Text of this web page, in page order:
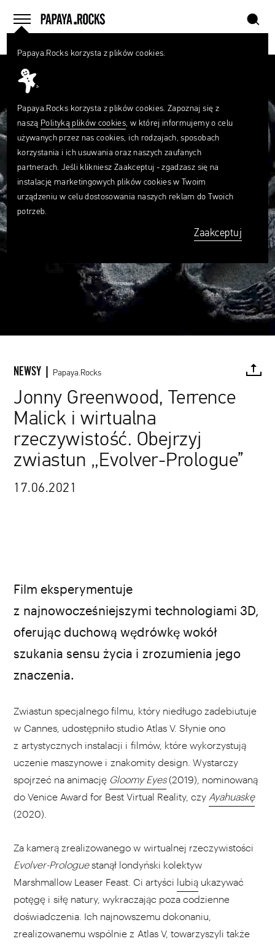
menu
home szukaj
NEWSY | Papaya.Rocks
Jonny Greenwood, Terrence
Malick i wirtualna
rzeczywistość. Obejrzyj
zwiastun „Evolver-Prologue”
17.06.2021
FACEBOOK TWITTER PINTEREST
Film eksperymentuje
z najnowocześniejszymi technologiami 3D,
oferując duchową wędrówkę wokół
szukania sensu życia i zrozumienia jego
znaczenia.
Zwiastun specjalnego filmu, który niedługo zadebiutuje
w Cannes, udostępniło studio Atlas V. Słynie ono
z artystycznych instalacji i filmów, które wykorzystują
uczenie maszynowe i znakomity design. Wystarczy
spojrzeć na animację Gloomy Eyes(2019), nominowaną
do Venice Award for Best Virtual Reality, czy Ayahuaskę
(2020).
Za kamerą zrealizowanego w wirtualnej rzeczywistości
Evolver-Prologuestanął londyński kolektyw
Marshmallow Leaser Feast. Ci artyści lubią ukazywać
potęgę i siłę natury, wykraczając poza codzienne
doświadczenia. Ich najnowszemu dokonaniu,
zrealizowanemu wspólnie z Atlas V, towarzyszyli także
Papaya.Rocks korzysta z plików cookies.
Papaya.Rocks korzysta z plików cookies. Zapoznaj się z
naszą Polityką plików cookies, w której informujemy o celu
używanych przez nas cookies, ich rodzajach, sposobach
korzystania i ich usuwania oraz naszych zaufanych
partnerach. Jeśli klikniesz Zaakceptuj - zgadzasz się na
instalację marketingowych plików cookies w Twoim
urządzeniu w celu dostosowania naszych reklam do Twoich
potrzeb.
Zaakceptuj
Czego
szukasz?